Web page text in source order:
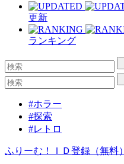
更新
ランキング
#ホラー
#探索
#レトロ
ふりーむ！ＩＤ登録（無料）